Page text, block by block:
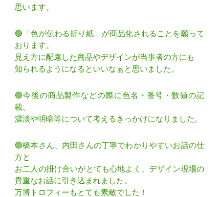
思います。
🟢「色が伝わる折り紙」が商品化されることを願って
おります。
見え方に配慮した商品やデザインが当事者の方にも
知られるようになるといいなぁと思いました。
🟢今後の商品製作などの際に色名・番号・数値の記
載、
濃淡や明暗等について考えるきっかけになりました。
🟢橋本さん、内田さんの丁寧でわかりやすいお話の仕
方と
お二人の掛け合いがとても心地よく、デザイン現場の
貴重なお話に引き込まれました。
万博トロフィーもとても素敵でした！